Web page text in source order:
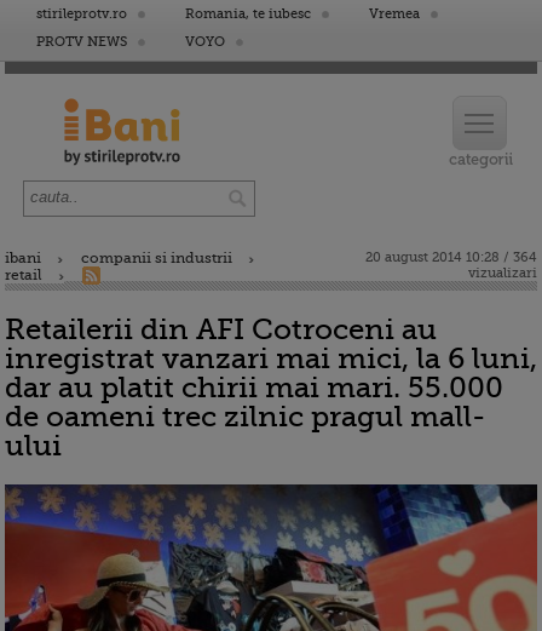
stirileprotv.ro Romania, te iubesc
Vremea
PROTV NEWS
VOYO
ibani
companii si industrii
retail
20 august 2014 10:28 / 364
vizualizari
Retailerii din AFI Cotroceni au
inregistrat vanzari mai mici, la 6 luni,
dar au platit chirii mai mari. 55.000
de oameni trec zilnic pragul mall-
ului